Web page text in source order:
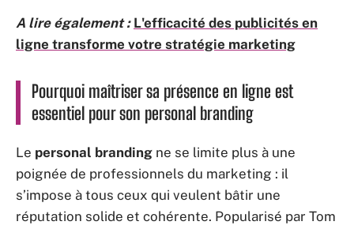
A lire également : L'efficacité des publicités en
ligne transforme votre stratégie marketing
Pourquoi maîtriser sa présence en ligne est
essentiel pour son personal branding
Le personal branding ne se limite plus à une
poignée de professionnels du marketing : il
s’impose à tous ceux qui veulent bâtir une
réputation solide et cohérente. Popularisé par Tom